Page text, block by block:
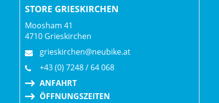
Sattel: Verse Short Pro, Carbonstreben, 145 mm Breite
Sattelstütze: RockShox Reverb AXS, 200 mm Hub,
drahtlos, 34,9 mm, 542 mm Länge
Räder: Bontrager Line Pro 30, OCLV Mountain Carbon,
Tubeless-Ready, 6-Loch-Scheibenaufnahme, Boost110,
STORE GRIESKIRCHEN
Moosham 41
4710 Grieskirchen
grieskirchen@neubike.at
+43 (0) 7248 / 64 068
ANFAHRT
ÖFFNUNGSZEITEN